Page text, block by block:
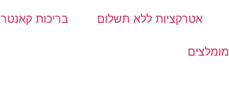
אטרקציות ללא תשלום בריכות
מומלצים